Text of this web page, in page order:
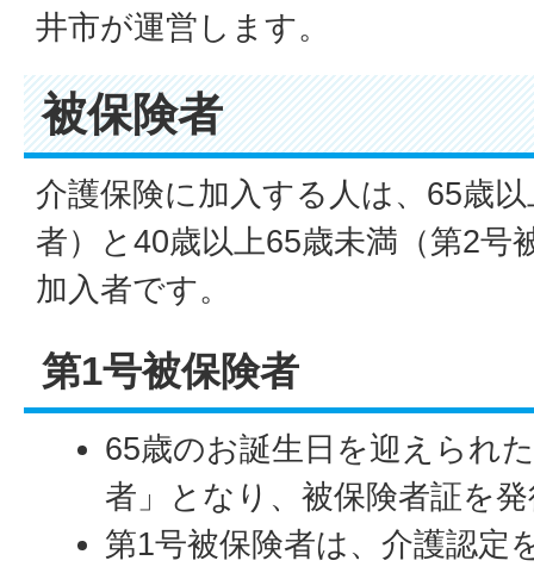
井市が運営します。
被保険者
介護保険に加入する人は、65歳
者）と40歳以上65歳未満（第2号
加入者です。
第1号被保険者
65歳のお誕生日を迎えられ
者」となり、被保険者証を
第1号被保険者は、介護認定